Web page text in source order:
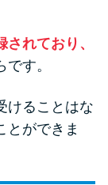
れており、
です。
けることはな
とができま